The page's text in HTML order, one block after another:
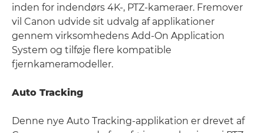
inden for indendørs 4K-, PTZ-kameraer. Fremover
vil Canon udvide sit udvalg af applikationer
gennem virksomhedens Add-On Application
System og tilføje flere kompatible
fjernkameramodeller.
Auto Tracking
Denne nye Auto Tracking-applikation er drevet af